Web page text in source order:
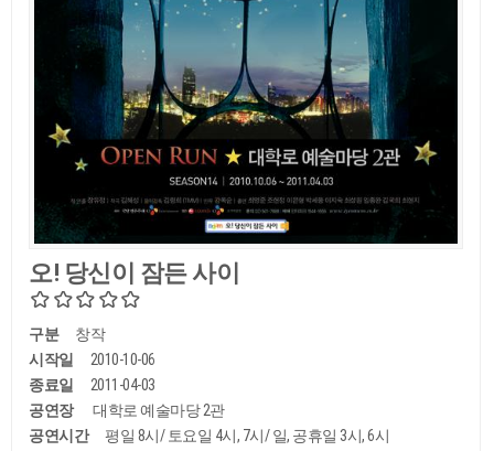
오! 당신이 잠든 사이
구분
창작
시작일
2010-10-06
종료일
2011-04-03
공연장
대학로 예술마당 2관
공연시간
평일 8시/ 토요일 4시, 7시/ 일, 공휴일 3시, 6시